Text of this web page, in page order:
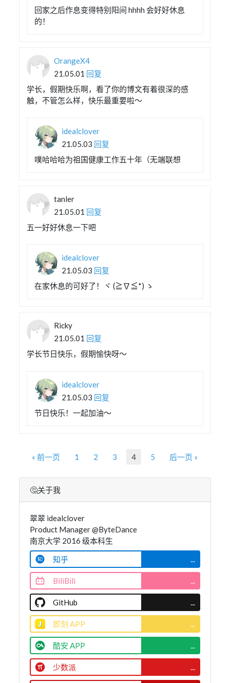
回家之后作息变得特别阳间 hhhh 会好好休息
的！
OrangeX4
21.05.01 回复
学长，假期快乐啊，看了你的博文有着很深的感
触，不管怎么样，快乐最重要啦～
idealclover
21.05.03 回复
噗哈哈哈为祖国健康工作五十年（无端联想
tanler
21.05.01 回复
五一好好休息一下吧
idealclover
21.05.03 回复
在家休息的可好了！ヾ (≧∇≦*) ゝ
Ricky
21.05.01 回复
学长节日快乐，假期愉快呀～
idealclover
21.05.03 回复
节日快乐！一起加油～
« 前一页 1 2 3 4 5 后一页 »
🤔关于我
翠翠 idealclover
Product Manager @ByteDance
南京大学 2016 级本科生
知乎
BiliBili
GitHub
即刻 APP
酷安 APP
少数派